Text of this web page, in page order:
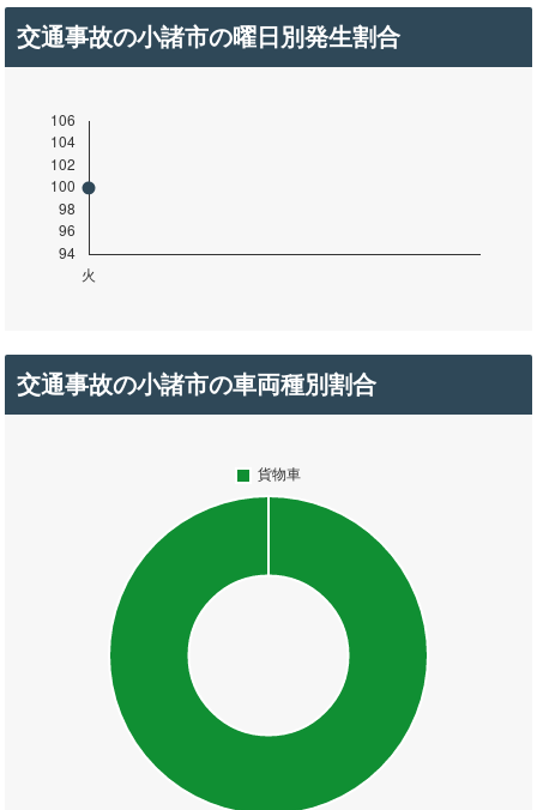
交通事故の小諸市の曜日別発生割合
交通事故の小諸市の車両種別割合